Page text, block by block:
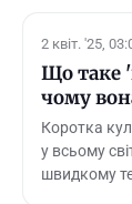
2 квіт. '25,
Що таке
чому
Коротка
у всьому
швидкому